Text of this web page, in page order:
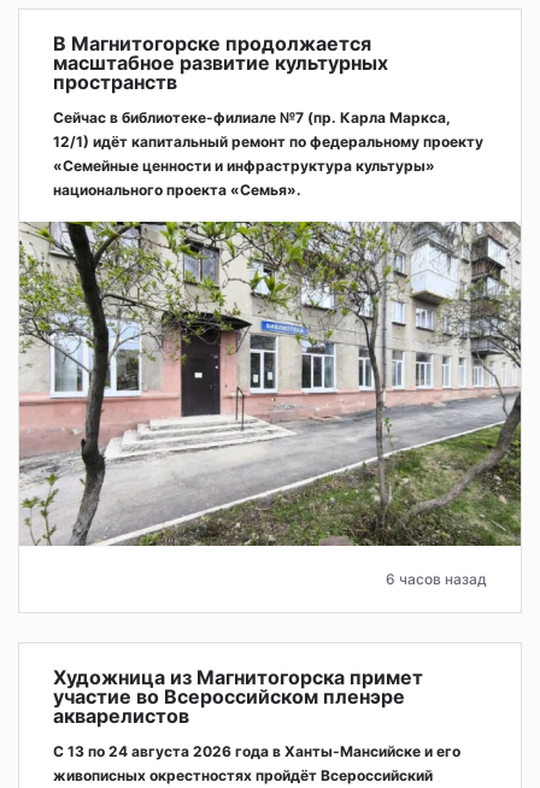
В Магнитогорске продолжается
масштабное развитие культурных
пространств
Сейчас в библиотеке-филиале №7 (пр. Карла Маркса,
12/1) идёт капитальный ремонт по федеральному проекту
«Семейные ценности и инфраструктура культуры»
национального проекта «Семья».
6 часов назад
Художница из Магнитогорска примет
участие во Всероссийском пленэре
акварелистов
С 13 по 24 августа 2026 года в Ханты-Мансийске и его
живописных окрестностях пройдёт Всероссийский